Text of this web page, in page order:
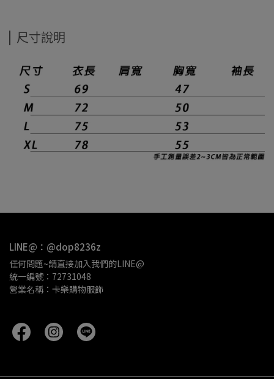
尺寸說明
LINE@：@dop8236z
任何問題~請直接加入我們的LINE@
統一編號：72731048
營業名稱：卡樂購物服飾